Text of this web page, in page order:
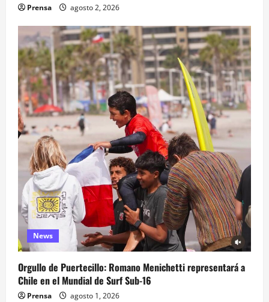
Prensa agosto 2, 2026
News
Orgullo de Puertecillo: Romano Menichetti representará a
Chile en el Mundial de Surf Sub-16
Prensa agosto 1, 2026